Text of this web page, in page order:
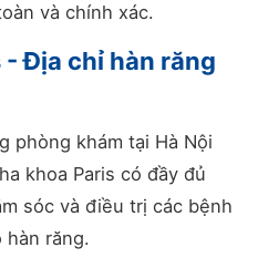
và chính xác.
- Địa chỉ hàn răng
phòng khám tại Hà Nội
khoa Paris có đầy đủ
sóc và điều trị các bệnh
hàn răng.